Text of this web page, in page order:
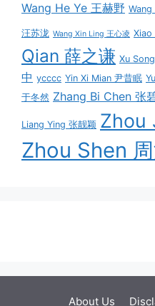
Wang He Ye 王赫野 Wang
汪苏泷 Wang Xin Ling 王心凌 Xiao
Qian 薛之谦 Xu
中 ycccc Yin Xi Mian 尹昔眠
于冬然 Zhang Bi Chen 张
Liang Ying 张靓颖 Zhou
Zhou Shen
About Us